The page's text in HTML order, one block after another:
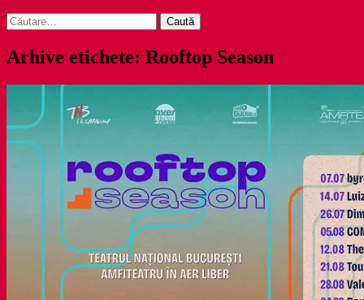
Caută
după:
Arhive etichete: Rooftop Season